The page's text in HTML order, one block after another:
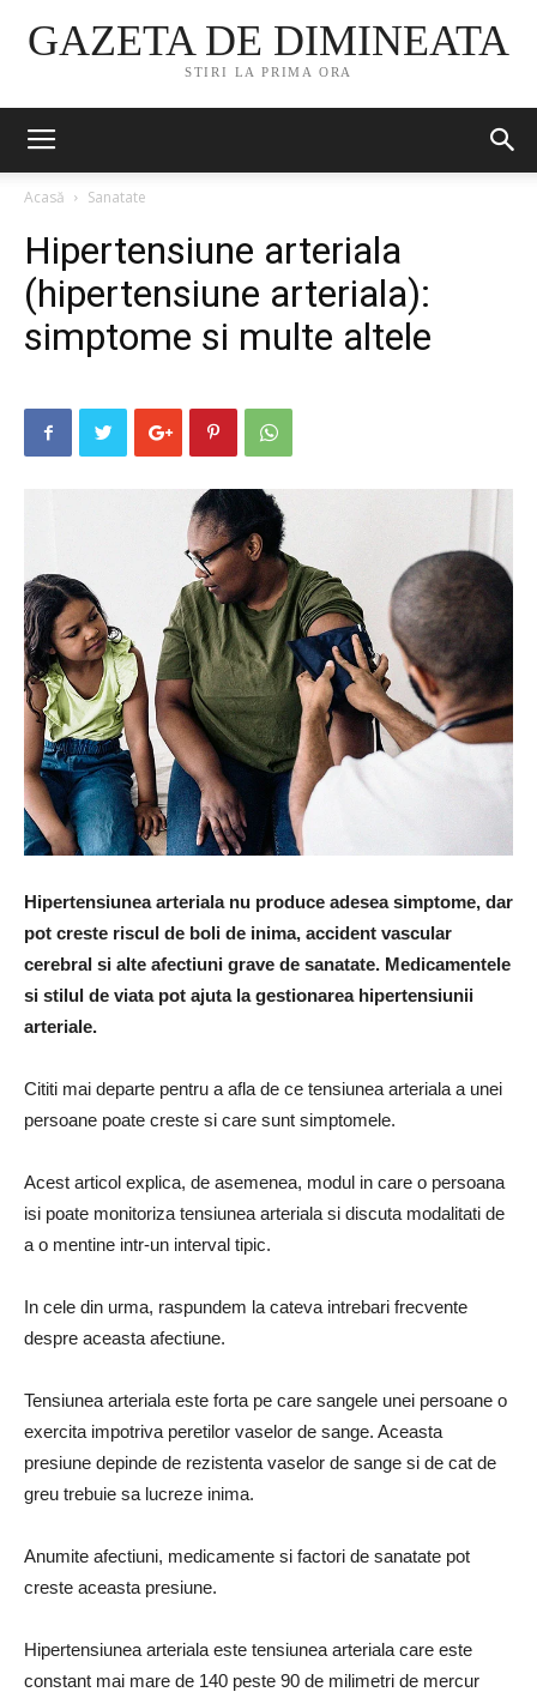
GAZETA DE DIMINEATA
STIRI LA PRIMA ORA
Acasă Sanatate
Hipertensiune arteriala
(hipertensiune arteriala):
simptome si multe altele
Hipertensiunea arteriala nu produce adesea simptome, dar
pot creste riscul de boli de inima, accident vascular
cerebral si alte afectiuni grave de sanatate. Medicamentele
si stilul de viata pot ajuta la gestionarea hipertensiunii
arteriale.
Cititi mai departe pentru a afla de ce tensiunea arteriala a unei
persoane poate creste si care sunt simptomele.
Acest articol explica, de asemenea, modul in care o persoana
isi poate monitoriza tensiunea arteriala si discuta modalitati de
a o mentine intr-un interval tipic.
In cele din urma, raspundem la cateva intrebari frecvente
despre aceasta afectiune.
Tensiunea arteriala este forta pe care sangele unei persoane o
exercita impotriva peretilor vaselor de sange. Aceasta
presiune depinde de rezistenta vaselor de sange si de cat de
greu trebuie sa lucreze inima.
Anumite afectiuni, medicamente si factori de sanatate pot
creste aceasta presiune.
Hipertensiunea arteriala este tensiunea arteriala care este
constant mai mare de 140 peste 90 de milimetri de mercur